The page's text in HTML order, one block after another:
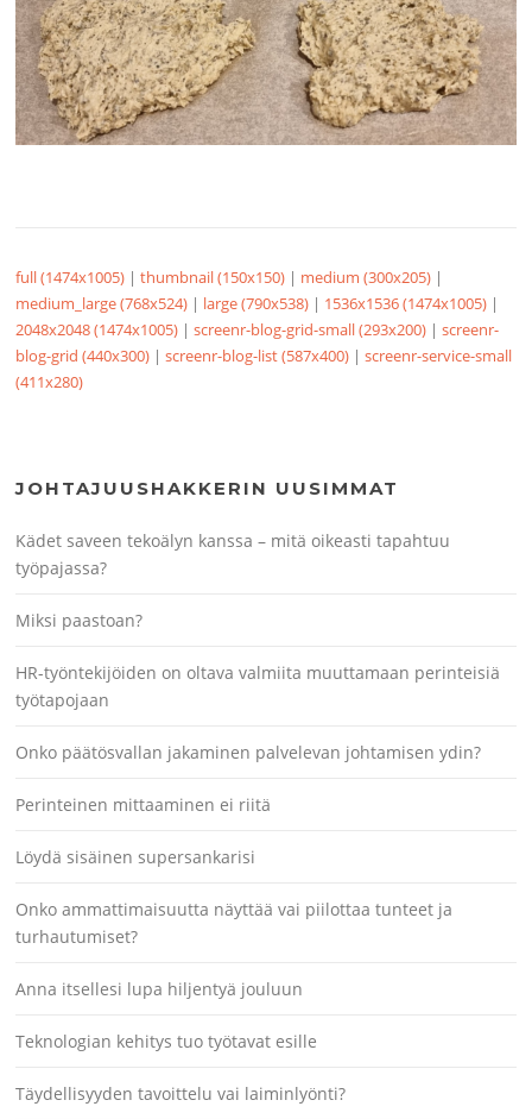
full (1474x1005) |thumbnail (150x150) | medium (300x205) |
medium_large (768x524) | large (790x538) | 1536x1536 (1474x1005) |
2048x2048 (1474x1005) |screenr-blog-grid-small (293x200) |screenr-
blog-grid (440x300) |screenr-blog-list (587x400) |screenr-service-small
(411x280)
JOHTAJUUSHAKKERIN UUSIMMAT
Kädet saveen tekoälyn kanssa – mitä oikeasti tapahtuu
työpajassa?
Miksi paastoan?
HR-työntekijöiden on oltava valmiita muuttamaan perinteisiä
työtapojaan
Onko päätösvallan jakaminen palvelevan johtamisen ydin?
Perinteinen mittaaminen ei riitä
Löydä sisäinen supersankarisi
Onko ammattimaisuutta näyttää vai piilottaa tunteet ja
turhautumiset?
Anna itsellesi lupa hiljentyä jouluun
Teknologian kehitys tuo työtavat esille
Täydellisyyden tavoittelu vai laiminlyönti?